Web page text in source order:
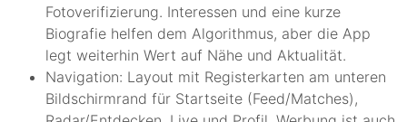
Fotoverifizierung. Interessen und eine kurze
Biografie helfen dem Algorithmus, aber die App
legt weiterhin Wert auf Nähe und Aktualität.
Navigation: Layout mit Registerkarten am unteren
Bildschirmrand für Startseite (Feed/Matches),